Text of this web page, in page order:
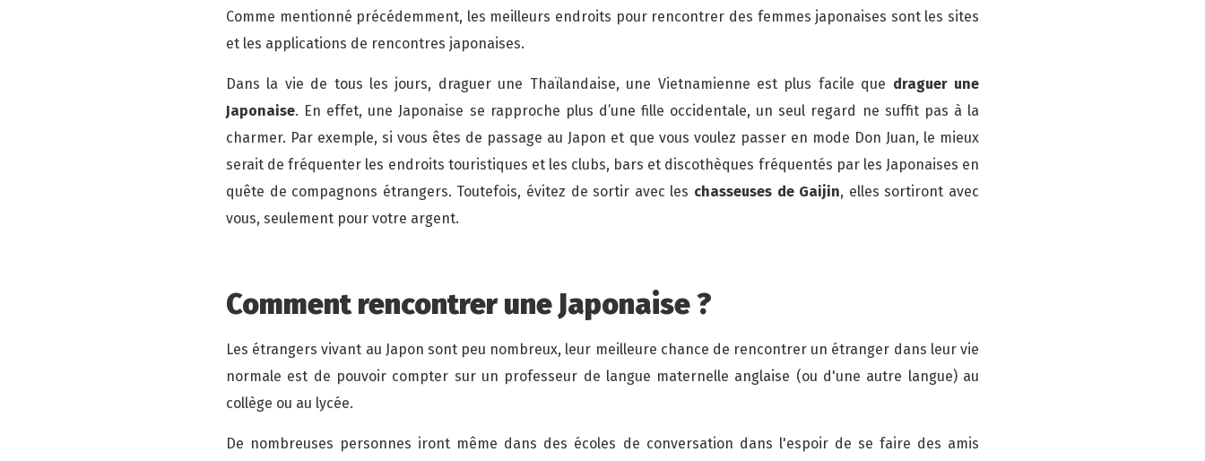
Comme mentionné précédemment, les meilleurs endroits pour rencontrer des femmes japonaises sont les sites
et les applications de rencontres japonaises.
Dans la vie de tous les jours, draguer une Thaïlandaise, une Vietnamienne est plus facile que draguer une
Japonaise. En effet, une Japonaise se rapproche plus d’une fille occidentale, un seul regard ne suffit pas à la
charmer. Par exemple, si vous êtes de passage au Japon et que vous voulez passer en mode Don Juan, le mieux
serait de fréquenter les endroits touristiques et les clubs, bars et discothèques fréquentés par les Japonaises en
quête de compagnons étrangers. Toutefois, évitez de sortir avec les chasseuses de Gaijin, elles sortiront avec
vous, seulement pour votre argent.
Comment rencontrer une Japonaise ?
Les étrangers vivant au Japon sont peu nombreux, leur meilleure chance de rencontrer un étranger dans leur vie
normale est de pouvoir compter sur un professeur de langue maternelle anglaise (ou d'une autre langue) au
collège ou au lycée.
De nombreuses personnes iront même dans des écoles de conversation dans l'espoir de se faire des amis